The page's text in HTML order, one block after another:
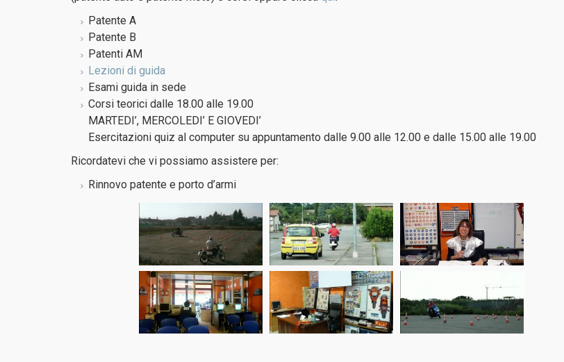
Patente A
Patente B
Patenti AM
Lezioni di guida
Esami guida in sede
Corsi teorici dalle 18.00 alle 19.00
MARTEDI’, MERCOLEDI’ E GIOVEDI’
Esercitazioni quiz al computer su appuntamento dalle 9.00 alle 12.00 e dalle 15.00 alle 19.00
Ricordatevi che vi possiamo assistere per:
Rinnovo patente e porto d’armi